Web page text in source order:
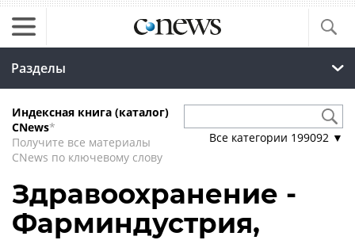
Разделы
Индексная книга (каталог)
CNews*
Получите все материалы
CNews по ключевому слову
Все категории 199092 ▼
Здравоохранение -
Фарминдустрия,